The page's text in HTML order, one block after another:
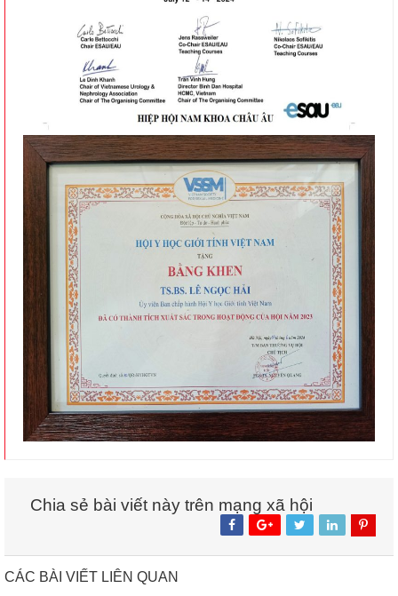
Chia sẻ bài viết này trên mạng xã hội
CÁC BÀI VIẾT LIÊN QUAN